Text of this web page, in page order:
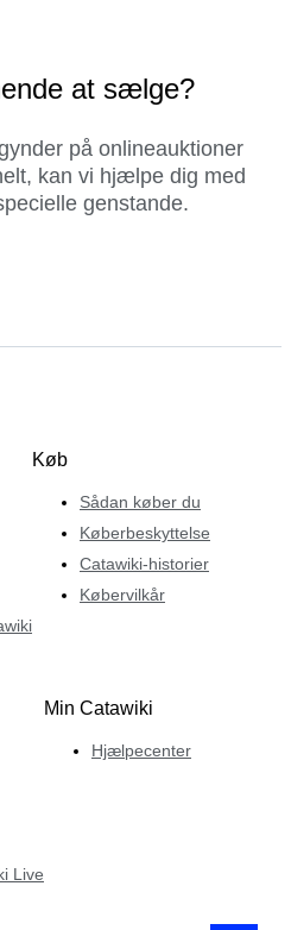
at sælge?
på onlineauktioner
kan vi hjælpe dig med
genstande.
Køb
Sådan køber du
Køberbeskyttelse
Catawiki-historier
Købervilkår
Live
Min Catawiki
Hjælpecenter